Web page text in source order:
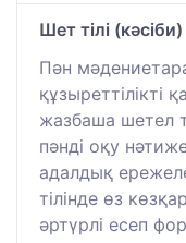
Шет тілі (кәсіби)
Пән
құзыреттілікті
жазбаша шетел
пәнді оқу
адалдық
тілінде өз
әртүрлі есеп